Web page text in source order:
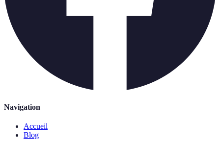
Navigation
Accueil
Blog